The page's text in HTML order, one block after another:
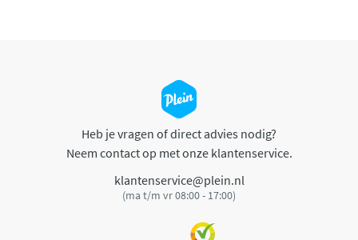
Heb je vragen of direct advies nodig?
Neem contact op met onze klantenservice.
klantenservice@plein.nl
(ma t/m vr 08:00 - 17:00)